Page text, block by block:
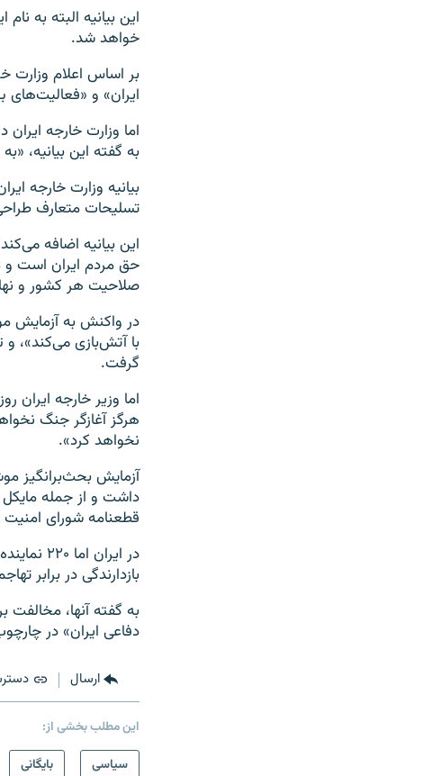
این بیانیه البته به
خواهد شد.
بر اساس اعلام وزارت
ایران» و
اما وزارت خارجه
به گفته این بیانیه،
بیانیه وزارت خارجه
تسلیحات متعارف
این بیانیه اضافه
حق مردم ایران است و
صلاحیت هر کشور و
در واکنش به آزمایش
با آتش‌بازی می‌کند»، و
گرفت.
اما وزیر خارجه
هرگز آغازگر جنگ
نخواهد کرد».
آزمایش بحث‌برانگیز
داشت و از جمله
قطعنامه شورای
در
بازدارندگی در برابر
به گفته آنها، مخالفت
دفاعی ایران» در
ارسال
این مطلب بخشی از:
سیاسی
بایگانی